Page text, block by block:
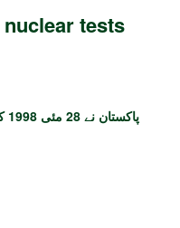
tests
پاکستان نے 28 مئی 1998 کو ایٹمی تجربات کیے؟